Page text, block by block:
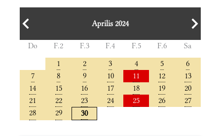
Aprilis 2024
Do F.2 F.3 F.4 F.5 F.6
Sa
1
2 3 4 5
6
7
8 9 10 11 12
13
14
15 16 17 18 19
20
21
22 23 24 25 26
27
28
29 30